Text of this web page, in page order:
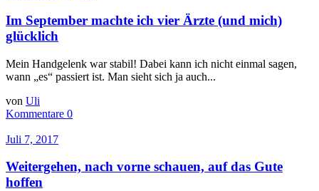
Im September machte ich vier Ärzte (und mich)
glücklich
Mein Handgelenk war stabil! Dabei kann ich nicht einmal sagen,
wann „es“ passiert ist. Man sieht sich ja auch...
von Uli
Kommentare 0
Juli 7, 2017
Weitergehen, nach vorne schauen, auf das Gute
hoffen